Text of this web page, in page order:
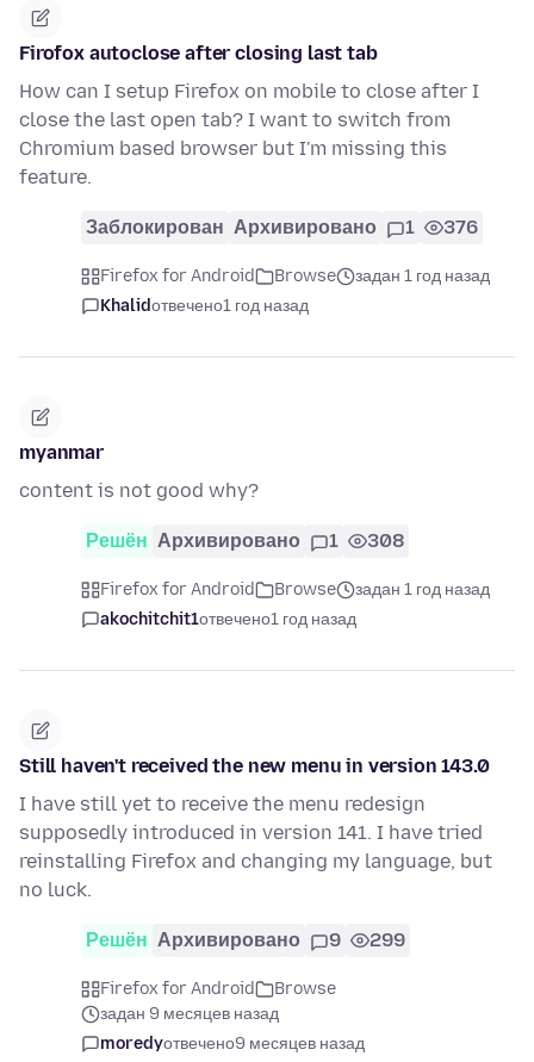
Firofox autoclose after closing last tab
How can I setup Firefox on mobile to close after I
close the last open tab? I want to switch from
Chromium based browser but I'm missing this
feature.
Заблокирован Архивировано 1 376
Firefox for Android Browse
задан 1 год назад
Khalidотвечено1 год назад
myanmar
content is not good why?
Решён Архивировано 1 308
Firefox for Android Browse
задан 1 год назад
akochitchit1отвечено1 год назад
Still haven't received the new menu in version 143.0
I have still yet to receive the menu redesign
supposedly introduced in version 141. I have tried
reinstalling Firefox and changing my language, but
no luck.
Решён Архивировано 9 299
Firefox for Android
Browse
задан 9 месяцев назад
moredyотвечено9 месяцев назад